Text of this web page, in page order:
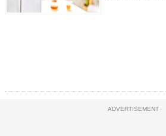
ADVERTISEMENT